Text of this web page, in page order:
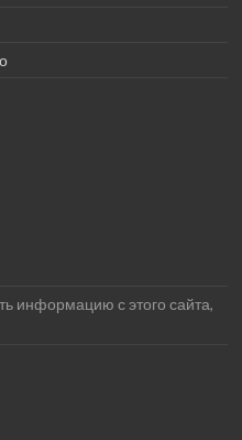
информацию с этого сайта,